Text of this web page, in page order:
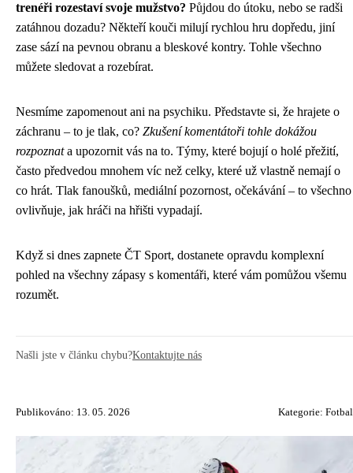
trenéři rozestaví svoje mužstvo? Půjdou do útoku, nebo se radši
zatáhnou dozadu? Někteří kouči milují rychlou hru dopředu, jiní
zase sází na pevnou obranu a bleskové kontry. Tohle všechno
můžete sledovat a rozebírat.
Nesmíme zapomenout ani na psychiku. Představte si, že hrajete o
záchranu – to je tlak, co? Zkušení komentátoři tohle dokážou
rozpoznata upozornit vás na to. Týmy, které bojují o holé přežití,
často předvedou mnohem víc než celky, které už vlastně nemají o
co hrát. Tlak fanoušků, mediální pozornost, očekávání – to všechno
ovlivňuje, jak hráči na hřišti vypadají.
Když si dnes zapnete ČT Sport, dostanete opravdu komplexní
pohled na všechny zápasy s komentáři, které vám pomůžou všemu
rozumět.
Našli jste v článku chybu?Kontaktujte nás
Publikováno: 13. 05. 2026 Kategorie: Fotbal